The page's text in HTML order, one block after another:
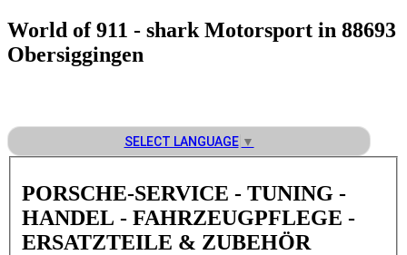
World of 911 - shark Motorsport in 88693
Obersiggingen
SELECT LANGUAGE ▼
PORSCHE-SERVICE - TUNING -
HANDEL - FAHRZEUGPFLEGE -
ERSATZTEILE & ZUBEHÖR